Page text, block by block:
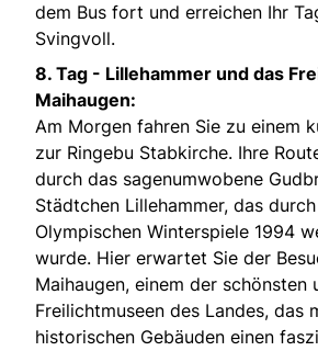
dem Bus fort und erreichen Ihr
Svingvoll.
8. Tag - Lillehammer und das
Maihaugen:
Am Morgen fahren Sie zu einem
zur Ringebu Stabkirche. Ihre
durch das sagenumwobene
Städtchen Lillehammer, das
Olympischen Winterspiele 1994
wurde. Hier erwartet Sie der
Maihaugen, einem der schönsten
Freilichtmuseen des Landes, das
historischen Gebäuden einen